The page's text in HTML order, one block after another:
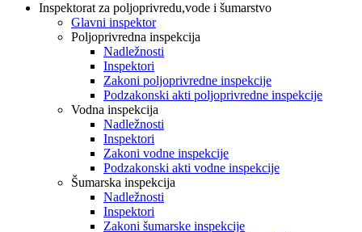
Inspektorat za poljoprivredu,vode i šumarstvo
Glavni inspektor
Poljoprivredna inspekcija
Nadležnosti
Inspektori
Zakoni poljoprivredne inspekcije
Podzakonski akti poljoprivredne inspekcije
Vodna inspekcija
Nadležnosti
Inspektori
Zakoni vodne inspekcije
Podzakonski akti vodne inspekcije
Šumarska inspekcija
Nadležnosti
Inspektori
Zakoni šumarske inspekcije